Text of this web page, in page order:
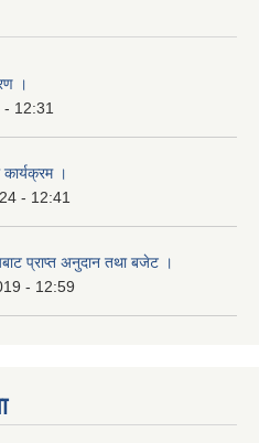
।
- 12:31
।
- 12:41
प्राप्त अनुदान तथा बजेट ।
- 12:59